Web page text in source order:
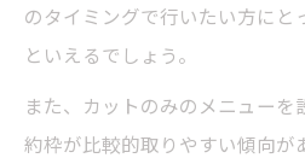
のタイミングで行いたい方にと
といえるでしょう。
また、カットのみのメニューを
約枠が比較的取りやすい傾向が